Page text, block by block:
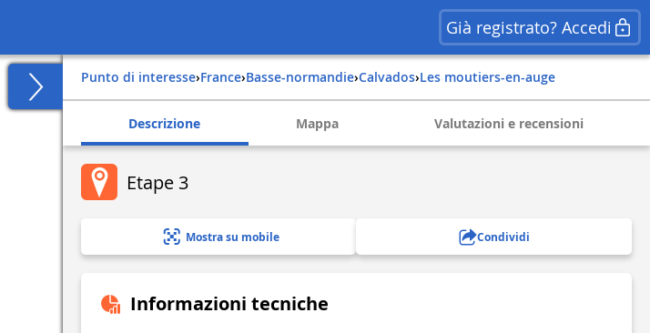
Già registrato? Accedi
Punto di interesse› france› basse-normandie› calvados› les moutiers-en-auge
Descrizione Mappa Valutazioni e recensioni
Etape 3
Mostra su mobile Condividi
Informazioni tecniche